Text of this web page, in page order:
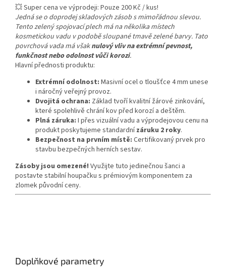
💥 Super cena ve výprodeji: Pouze 200 Kč / kus!
Jedná se o doprodej skladových zásob s mimořádnou slevou.
Tento zelený spojovací plech má na několika místech
kosmetickou vadu v podobě sloupané tmavě zelené barvy. Tato
povrchová vada má všaknulový vliv na extrémní pevnost,
funkčnost nebo odolnost vůči korozi.
Hlavní přednosti produktu:
Extrémní odolnost: Masivní ocel o tloušťce 4 mm unese
i náročný veřejný provoz.
Dvojitá ochrana: Základ tvoří kvalitní žárové zinkování,
které spolehlivě chrání kov před korozí a deštěm.
Plná záruka: I přes vizuální vadu a výprodejovou cenu na
produkt poskytujeme standardnízáruku 2 roky.
Bezpečnost na prvním místě: Certifikovaný prvek pro
stavbu bezpečných herních sestav.
Zásoby jsou omezené! Využijte tuto jedinečnou šanci a
postavte stabilní houpačku s prémiovým komponentem za
zlomek původní ceny.
Doplňkové parametry